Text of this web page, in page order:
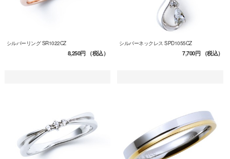
シルバーリング SR1022CZ
8,250円（税込）
シルバーネックレス SPD1055CZ
7,700円（税込）